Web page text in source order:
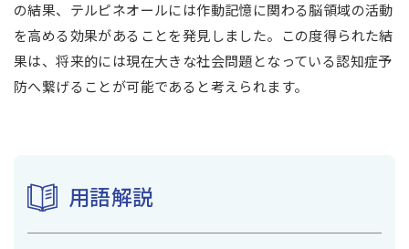
の結果、テルピネオールには作動記憶に関わる脳領域の活動
を高める効果があることを発見しました。この度得られた結
果は、将来的には現在大きな社会問題となっている認知症予
防へ繋げることが可能であると考えられます。
用語解説